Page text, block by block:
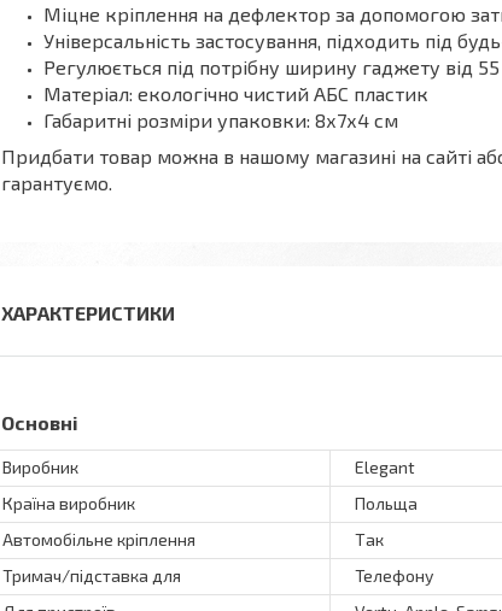
Міцне кріплення на дефлектор за допомогою
Універсальність застосування, підходить під
Регулюється під потрібну ширину гаджету від
Матеріал: екологічно чистий АБС пластик
Габаритні розміри упаковки: 8х7х4 см
Придбати товар можна в нашому магазині на сайті
гарантуємо.
ХАРАКТЕРИСТИКИ
Основні
Виробник
Elegant
Країна виробник
Польща
Автомобільне кріплення
Так
Тримач/підставка для
Телефону